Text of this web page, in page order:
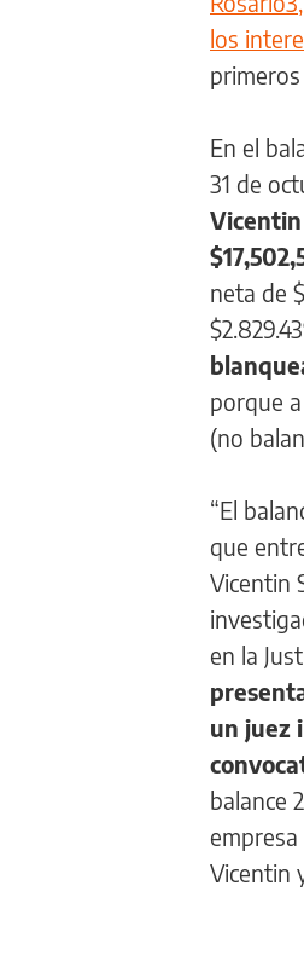
los
En el
31 de
neta de
porque
(no
“El
que
Vicentin
en la
un juez
balance
Vicentin